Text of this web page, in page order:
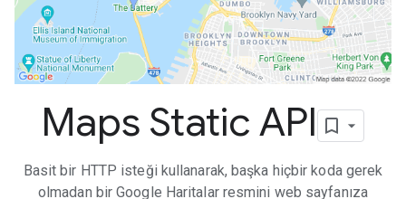
Maps Static API
Basit bir HTTP isteği kullanarak, başka hiçbir koda gerek
olmadan bir Google Haritalar resmini web sayfanıza